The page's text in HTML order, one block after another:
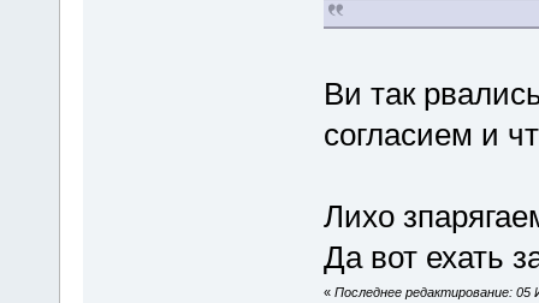
Ви так
согласием и
Лихо
Да вот ехать
« Последнее редактирование: 05